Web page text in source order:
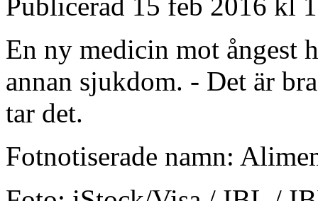
En ny medicin mot ångest
annan sjukdom. - Det är
tar det.
Fotnotiserade namn: